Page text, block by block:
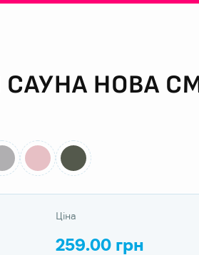
НОВА
Ціна
259.00 грн